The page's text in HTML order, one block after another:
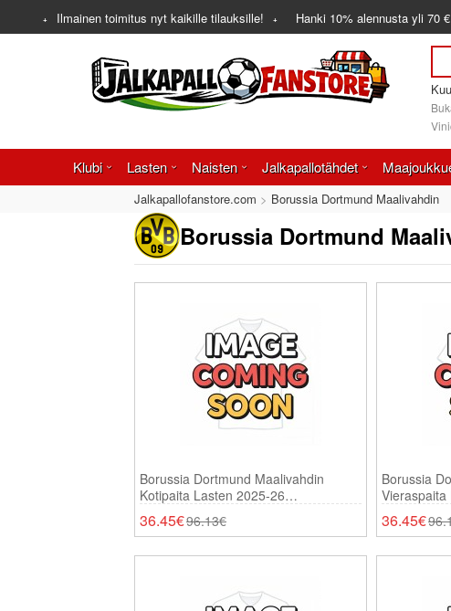
Ilmainen toimitus nyt kaikille tilauksille! Hanki 10% alennusta yli 70 €
Klubi Lasten Naisten Jalkapallotähdet
Jalkapallofanstore.com Borussia Dortmund Maalivahdin
Borussia Dortmund
Borussia Dortmund Maalivahdin
Kotipaita Lasten 2025-26
Lyhythihainen (+ Shortsit)
36.45€96.13€
Borussia
Vieraspaita
36.45€